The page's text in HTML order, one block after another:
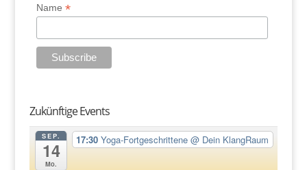
Name*
Zukünftige Events
SEP.
14
Mo.
17:30Yoga-Fortgeschrittene@ Dein KlangRaum